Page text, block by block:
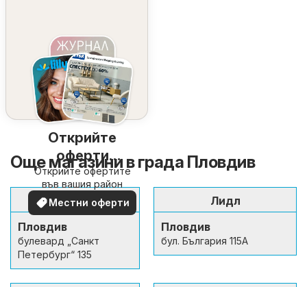
Открийте
оферти
наблизо
Открийте офертите
във вашия район
Местни оферти
Още магазини в града Пловдив
METRO
Пловдив
булевард „Санкт
Петербург“ 135
Лидл
Пловдив
бул. България 115А